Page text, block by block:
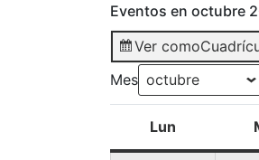
Eventos en octubre
Ver como
Mes
Lun